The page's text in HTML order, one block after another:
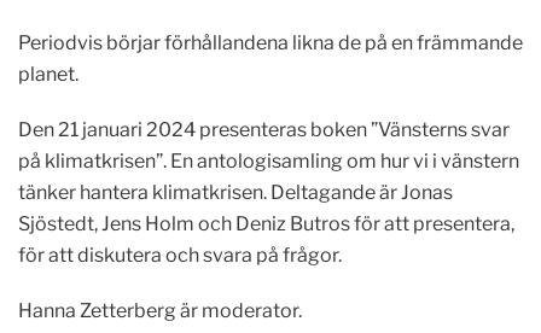
Periodvis börjar förhållandena likna de på en främmande
planet.
Den 21 januari 2024 presenteras boken ”Vänsterns svar
på klimatkrisen”. En antologisamling om hur vi i vänstern
tänker hantera klimatkrisen. Deltagande är Jonas
Sjöstedt, Jens Holm och Deniz Butros för att presentera,
för att diskutera och svara på frågor.
Hanna Zetterberg är moderator.